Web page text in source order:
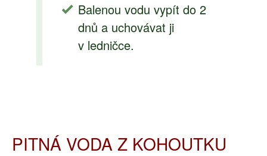
Balenou vodu vypít do 2
dnů a uchovávat ji
v ledničce.
PITNÁ VODA Z KOHOUTKU